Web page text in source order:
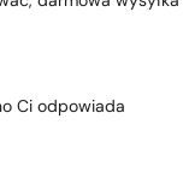
Ci odpowiada